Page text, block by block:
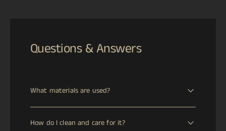
Questions & Answers
What materials are used?
Marble is a natural stone celebrated for its unique
How do I clean and care for it?